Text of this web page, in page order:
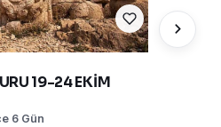
19-24 EKİM
6 Gün